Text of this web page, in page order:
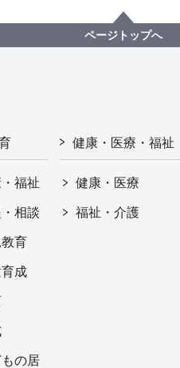
ページトップへ
福祉
相談
育
成
の居
健康・医療・福祉
健康・医療
福祉・介護